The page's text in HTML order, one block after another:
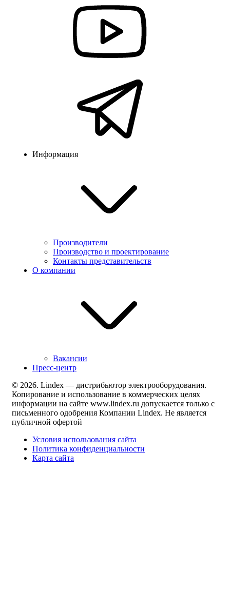
Информация
Производители
Производство и проектирование
Контакты представительств
О компании
Вакансии
Пресс-центр
© 2026. Lindex — дистрибьютор электрооборудования.
Копирование и использование в коммерческих целях
информации на сайте www.lindex.ru допускается только с
письменного одобрения Компании Lindex. Не является
публичной офертой
Условия использования сайта
Политика конфиденциальности
Карта сайта